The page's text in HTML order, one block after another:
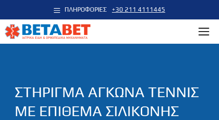
σε
περιεχόμενο
+30 211 4111445
ΠΛΗΡΟΦΟΡΙΕΣ
ΣΤΗΡΙΓΜΑ ΑΓΚΩΝΑ ΤΕΝΝΙΣ
ΜΕ ΕΠΙΘΕΜΑ ΣΙΛΙΚΟΝΗΣ